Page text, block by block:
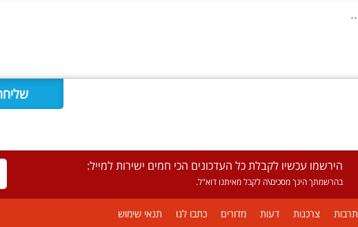
הירשמו עכשיו לקבלת כל העדכונים הכי חמים ישירות למייל:
בהרשמתך הינך מסכים\ה לקבל מאיתנו דוא"ל.
תרבות צרכנות דעות מדורים כתבו לנו תנאי שימוש